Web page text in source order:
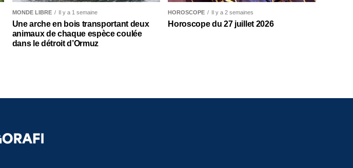
MONDE LIBRE Il y a 1 semaine
Une arche en bois transportant deux
animaux de chaque espèce coulée
dans le détroit d’Ormuz
HOROSCOPE Il y a 2 semaines
Horoscope du 27 juillet 2026